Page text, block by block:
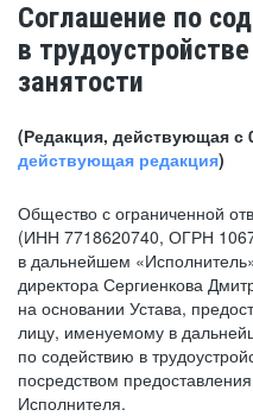
Соглашение по
в
занятости
(Редакция, действующая с
действующая редакция)
Общество с ограниченной
(ИНН 7718620740, ОГРН
в дальнейшем
директора Сергиенкова
на основании Устава,
лицу, именуемому в
по содействию в
посредством
Исполнителя.